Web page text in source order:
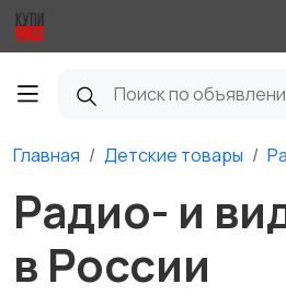
Главная Детские товары
Радио- и
в России